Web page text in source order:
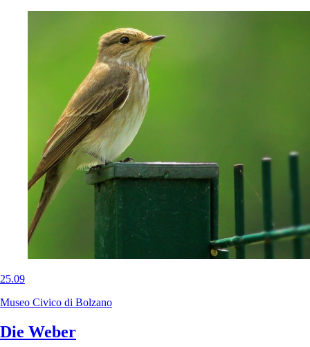
25.09
Museo Civico di Bolzano
Die Weber